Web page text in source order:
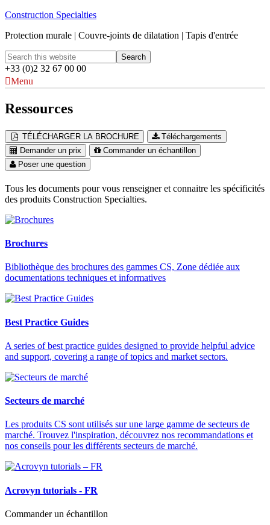
Construction Specialties
Protection murale | Couvre-joints de dilatation | Tapis d'entrée
+33 (0)2 32 67 00 00
Menu
Ressources
TÉLÉCHARGER LA BROCHURE
Téléchargements
Demander un prix
Commander un échantillon
Poser une question
Tous les documents pour vous renseigner et connaitre les spécificités
des produits Construction Specialties.
Brochures
Bibliothèque des brochures des gammes CS, Zone dédiée aux
documentations techniques et informatives
Best Practice Guides
A series of best practice guides designed to provide helpful advice
and support, covering a range of topics and market sectors.
Secteurs de marché
Les produits CS sont utilisés sur une large gamme de secteurs de
marché. Trouvez l'inspiration, découvrez nos recommandations et
nos conseils pour les différents secteurs de marché.
Acrovyn tutorials - FR
Commander un échantillon